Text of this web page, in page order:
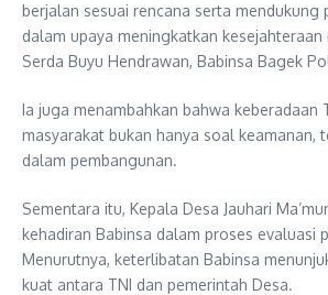
berjalan sesuai rencana serta mendukung
dalam upaya meningkatkan kesejahteraan
Serda Buyu Hendrawan, Babinsa Bagek
Ia juga menambahkan bahwa keberadaan
masyarakat bukan hanya soal keamanan,
dalam pembangunan.
Sementara itu, Kepala Desa Jauhari
kehadiran Babinsa dalam proses evaluasi
Menurutnya, keterlibatan Babinsa
kuat antara TNI dan pemerintah Desa.